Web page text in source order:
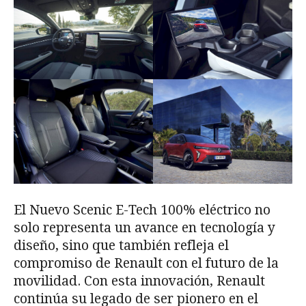
El Nuevo Scenic E-Tech 100% eléctrico no
solo representa un avance en tecnología y
diseño, sino que también refleja el
compromiso de Renault con el futuro de la
movilidad. Con esta innovación, Renault
continúa su legado de ser pionero en el